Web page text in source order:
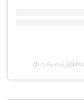
ゆっちゃん